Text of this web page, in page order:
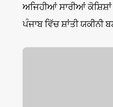
ਅਜਿਹੀਆਂ ਸਾਰੀਆਂ
ਪੰਜਾਬ ਵਿੱਚ ਸ਼ਾਂਤੀ ਯਕੀਨੀ